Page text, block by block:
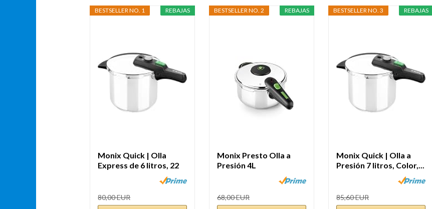
REBAJAS
BESTSELLER NO. 1
Monix Quick | Olla
Express de 6 litros, 22
80,00 EUR
REBAJAS
BESTSELLER NO. 2
Monix Presto Olla a
Presión 4L
68,00 EUR
REBAJAS
BESTSELLER NO. 3
Monix Quick | Olla a
Presión 7 litros, Color,...
85,60 EUR